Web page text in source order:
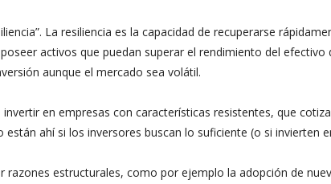
La resiliencia es la capacidad de recuperarse
activos que puedan superar el rendimiento del
aunque el mercado sea volátil.
en empresas con características resistentes, que
ahí si los inversores buscan lo suficiente (o si invierten
razones estructurales, como por ejemplo la adopción de